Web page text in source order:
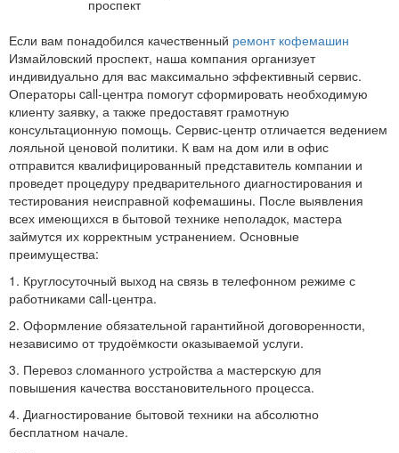
Если вам понадобился качественный ремонт кофемашин
Измайловский проспект, наша компания организует
индивидуально для вас максимально эффективный сервис.
Операторы call-центра помогут сформировать необходимую
клиенту заявку, а также предоставят грамотную
консультационную помощь. Сервис-центр отличается ведением
лояльной ценовой политики. К вам на дом или в офис
отправится квалифицированный представитель компании и
проведет процедуру предварительного диагностирования и
тестирования неисправной кофемашины. После выявления
всех имеющихся в бытовой технике неполадок, мастера
займутся их корректным устранением. Основные
преимущества:
1. Круглосуточный выход на связь в телефонном режиме с
работниками call-центра.
2. Оформление обязательной гарантийной договоренности,
независимо от трудоёмкости оказываемой услуги.
3. Перевоз сломанного устройства а мастерскую для
повышения качества восстановительного процесса.
4. Диагностирование бытовой техники на абсолютно
бесплатном начале.